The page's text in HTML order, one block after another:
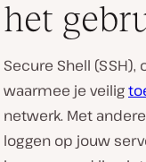
het
Secure Shell
waarmee je veilig
netwerk. Met
loggen op jouw